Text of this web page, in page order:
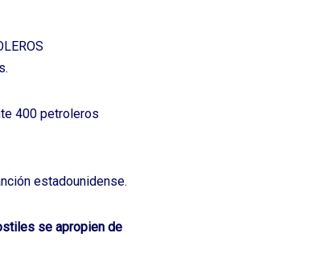
400 petroleros
estadounidense.
se apropien de